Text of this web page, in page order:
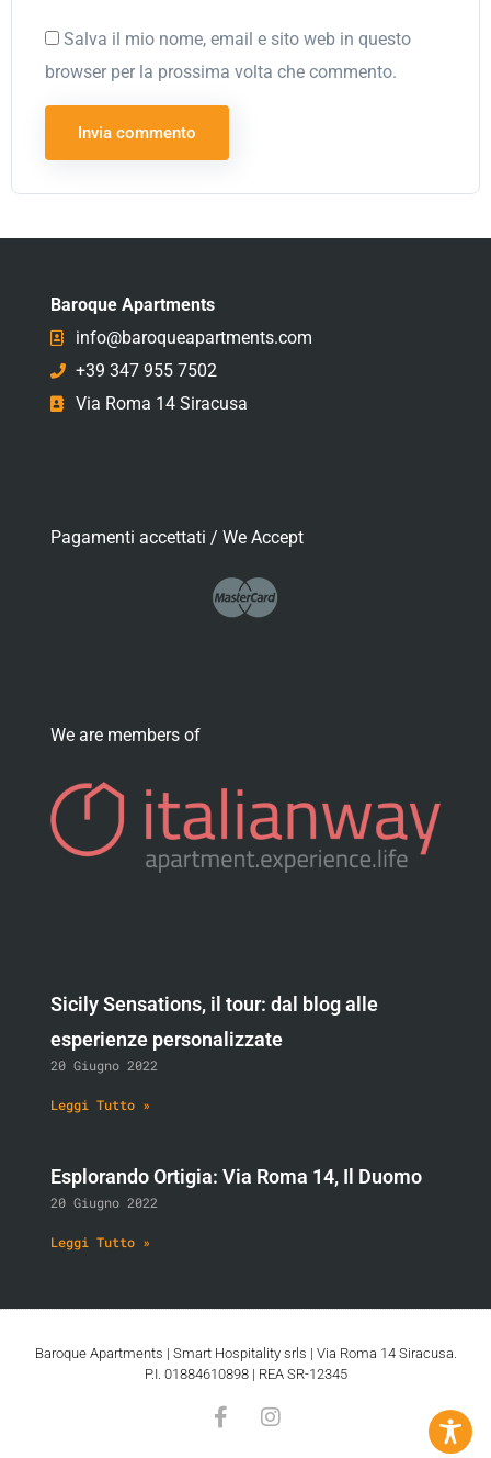
Salva il mio nome, email e sito web in questo
browser per la prossima volta che commento.
Baroque Apartments
info@baroqueapartments.com
+39 347 955 7502
Via Roma 14 Siracusa
Pagamenti accettati / We Accept
We are members of
Sicily Sensations, il tour: dal blog alle
esperienze personalizzate
20 Giugno 2022
Leggi Tutto »
Esplorando Ortigia: Via Roma 14, Il Duomo
20 Giugno 2022
Leggi Tutto »
Baroque Apartments | Smart Hospitality srls | Via Roma 14 Siracusa.
P.I. 01884610898 | REA SR-12345